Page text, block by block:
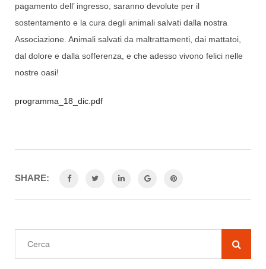
pagamento dell’ ingresso, saranno devolute per il
sostentamento e la cura degli animali salvati dalla nostra
Associazione. Animali salvati da maltrattamenti, dai mattatoi,
dal dolore e dalla sofferenza, e che adesso vivono felici nelle
nostre oasi!
programma_18_dic.pdf
SHARE: